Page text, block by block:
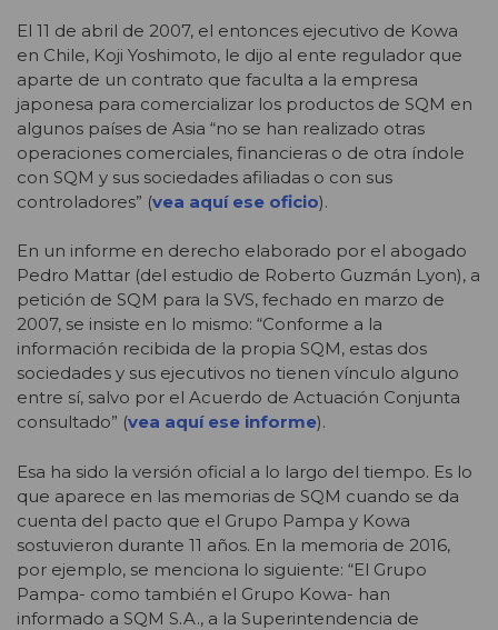
El 11 de abril de 2007, el entonces ejecutivo de Kowa
en Chile, Koji Yoshimoto, le dijo al ente regulador que
aparte de un contrato que faculta a la empresa
japonesa para comercializar los productos de SQM en
algunos países de Asia “no se han realizado otras
operaciones comerciales, financieras o de otra índole
con SQM y sus sociedades afiliadas o con sus
controladores” (vea aquí ese oficio).
En un informe en derecho elaborado por el abogado
Pedro Mattar (del estudio de Roberto Guzmán Lyon), a
petición de SQM para la SVS, fechado en marzo de
2007, se insiste en lo mismo: “Conforme a la
información recibida de la propia SQM, estas dos
sociedades y sus ejecutivos no tienen vínculo alguno
entre sí, salvo por el Acuerdo de Actuación Conjunta
consultado” (vea aquí ese informe).
Esa ha sido la versión oficial a lo largo del tiempo. Es lo
que aparece en las memorias de SQM cuando se da
cuenta del pacto que el Grupo Pampa y Kowa
sostuvieron durante 11 años. En la memoria de 2016,
por ejemplo, se menciona lo siguiente: “El Grupo
Pampa- como también el Grupo Kowa- han
informado a SQM S.A., a la Superintendencia de